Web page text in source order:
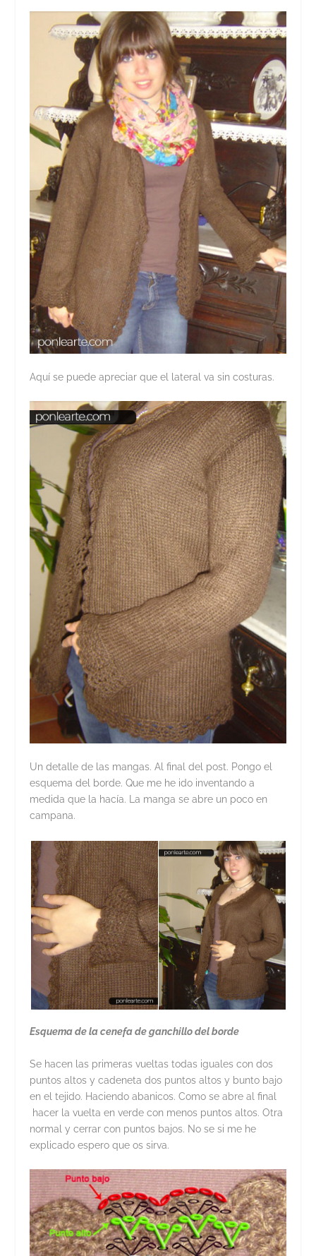
Aquí se puede apreciar que el lateral va sin costuras.
Un detalle de las mangas. Al final del post. Pongo el
esquema del borde. Que me he ido inventando a
medida que la hacía. La manga se abre un poco en
campana.
Esquema de la cenefa de ganchillo del borde
Se hacen las primeras vueltas todas iguales con dos
puntos altos y cadeneta dos puntos altos y bunto bajo
en el tejido. Haciendo abanicos. Como se abre al final
hacer la vuelta en verde con menos puntos altos. Otra
normal y cerrar con puntos bajos. No se si me he
explicado espero que os sirva.